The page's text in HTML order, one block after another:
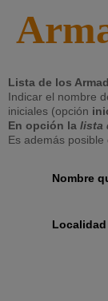
Lista de los
Indicar el nombre
iniciales (opción
En opción la lista
Es además posible
Nombre